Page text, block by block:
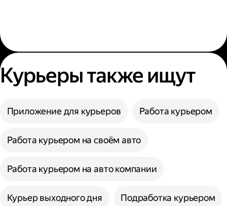
Курьеры также ищут
Приложение для курьеров Работа курьером
Работа курьером на своём авто
Работа курьером на авто компании
Курьер выходного дня Подработка курьером